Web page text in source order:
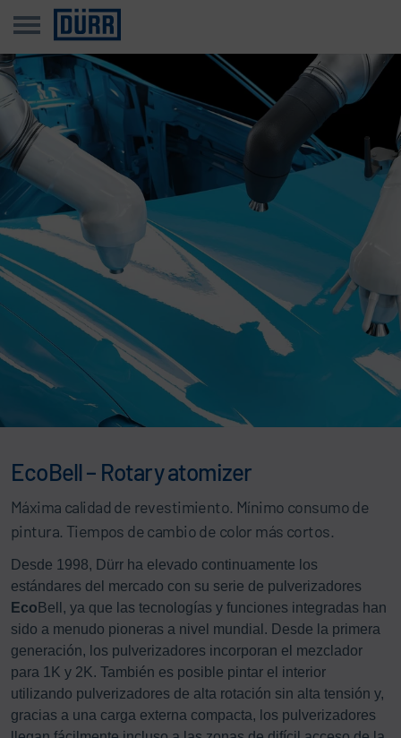
EcoBell – Rotary atomizer
Máxima calidad de revestimiento. Mínimo consumo de
pintura. Tiempos de cambio de color más cortos.
Desde 1998, Dürr ha elevado continuamente los
estándares del mercado con su serie de pulverizadores
Eco Bell, ya que las tecnologías y funciones integradas han
sido a menudo pioneras a nivel mundial. Desde la primera
generación, los pulverizadores incorporan el mezclador
para 1K y 2K. También es posible pintar el interior
utilizando pulverizadores de alta rotación sin alta tensión y,
gracias a una carga externa compacta, los pulverizadores